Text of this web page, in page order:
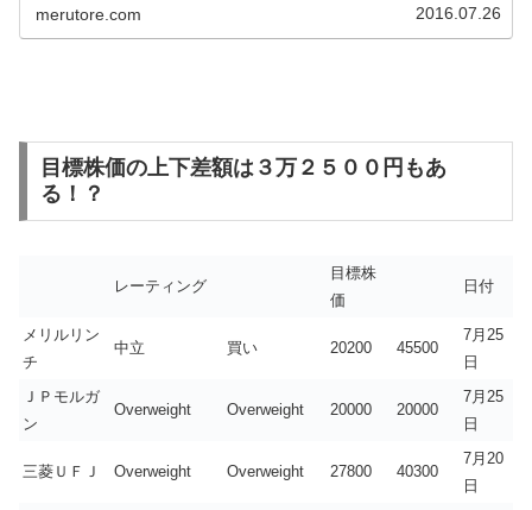
merutore.com 2016.07.26
目標株価の上下差額は３万２５００円もあ
る！？
レーティング
目標株
価
日付
メリルリン
チ
中立 買い 20200 45500
7月25
日
ＪＰモルガ
ン
Overweight Overweight 20000 20000
7月25
日
三菱ＵＦＪ Overweight Overweight 27800 40300
7月20
日